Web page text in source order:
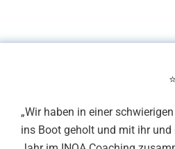
„Wir haben in einer
ins Boot geholt und mit ihr